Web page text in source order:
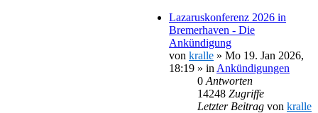
Lazaruskonferenz 2026 in
Bremerhaven - Die
Ankündigung
von kralle » Mo 19. Jan 2026,
18:19 » in Ankündigungen
0 Antworten
14248 Zugriffe
Letzter Beitrag von kralle